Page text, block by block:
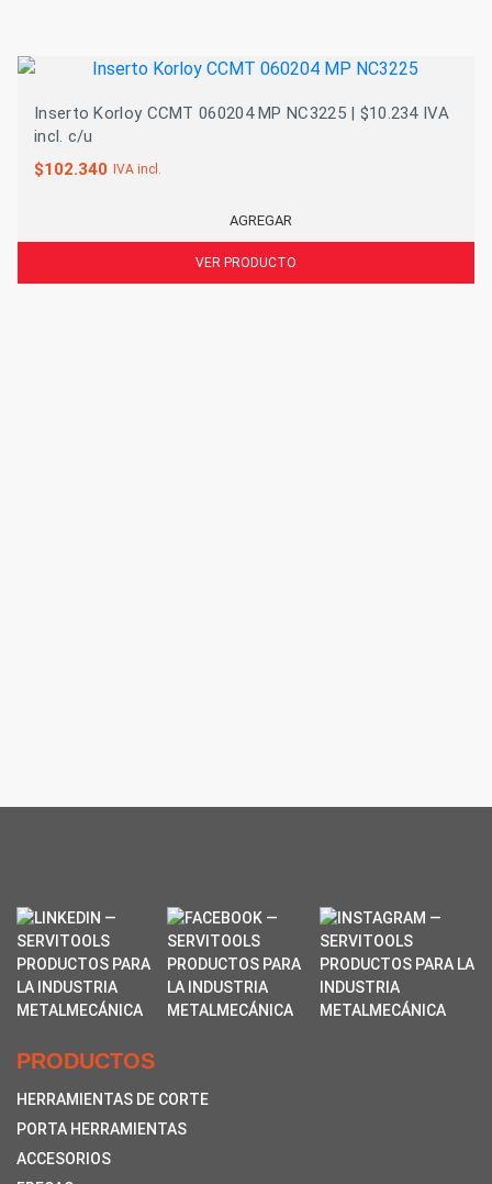
Inserto Korloy CCMT 060204 MP NC3225 | $10.234 IVA
incl. c/u
$102.340 IVA incl.
AGREGAR
VER PRODUCTO
PRODUCTOS
HERRAMIENTAS DE CORTE
PORTA HERRAMIENTAS
ACCESORIOS